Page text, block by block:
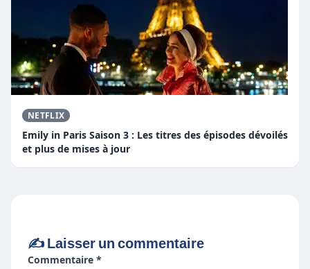
NETFLIX
Emily in Paris Saison 3 : Les titres des épisodes dévoilés
et plus de mises à jour
✍️ Laisser un commentaire
Commentaire *